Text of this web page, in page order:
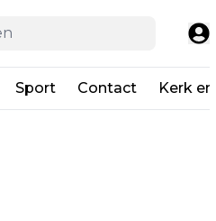
Sport Contact Kerk